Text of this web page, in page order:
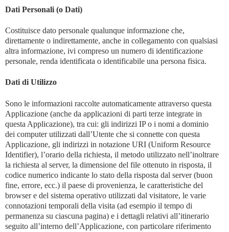
Dati Personali (o Dati)
Costituisce dato personale qualunque informazione che,
direttamente o indirettamente, anche in collegamento con qualsiasi
altra informazione, ivi compreso un numero di identificazione
personale, renda identificata o identificabile una persona fisica.
Dati di Utilizzo
Sono le informazioni raccolte automaticamente attraverso questa
Applicazione (anche da applicazioni di parti terze integrate in
questa Applicazione), tra cui: gli indirizzi IP o i nomi a dominio
dei computer utilizzati dall’Utente che si connette con questa
Applicazione, gli indirizzi in notazione URI (Uniform Resource
Identifier), l’orario della richiesta, il metodo utilizzato nell’inoltrare
la richiesta al server, la dimensione del file ottenuto in risposta, il
codice numerico indicante lo stato della risposta dal server (buon
fine, errore, ecc.) il paese di provenienza, le caratteristiche del
browser e del sistema operativo utilizzati dal visitatore, le varie
connotazioni temporali della visita (ad esempio il tempo di
permanenza su ciascuna pagina) e i dettagli relativi all’itinerario
seguito all’interno dell’Applicazione, con particolare riferimento